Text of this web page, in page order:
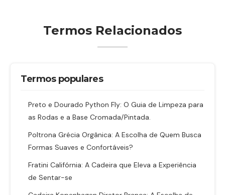
Termos Relacionados
Termos populares
Preto e Dourado Python Fly: O Guia de Limpeza para
as Rodas e a Base Cromada/Pintada.
Poltrona Grécia Orgânica: A Escolha de Quem Busca
Formas Suaves e Confortáveis?
Fratini Califórnia: A Cadeira que Eleva a Experiência
de Sentar-se